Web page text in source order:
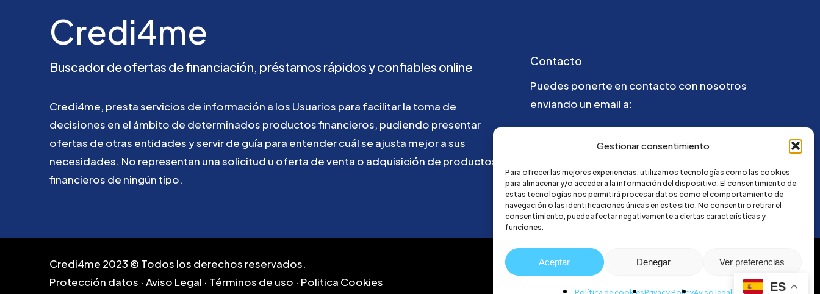
Gestionar consentimiento
Para ofrecer las mejores experiencias, utilizamos tecnologías como las cookies
para almacenar y/o acceder a la información del dispositivo. El consentimiento de
estas tecnologías nos permitirá procesar datos como el comportamiento de
navegación o las identificaciones únicas en este sitio. No consentir o retirar el
consentimiento, puede afectar negativamente a ciertas características y
funciones.
Aceptar Denegar Ver preferencias
Credi4me
Buscadordeofertas definanciación, préstamos rápidosyconfiables online
Credi4me, prestaservicios de información a los Usuarios para facilitarla toma de
decisiones en el ámbito de determinados productosfinancieros, pudiendo presentar
ofertas de otras entidadesyservirde guía para entendercuálse ajusta mejorasus
necesidades. No representan unasolicitud u oferta deventa o adquisición de productos
financieros de ningún tipo.
Contacto
Puedes ponerte en contacto con nosotros
enviando un email a:
Credi4me 2023 © Todos los derechos reservados.
Protección datos · Aviso Legal · Términos de uso · Politica Cookies ES